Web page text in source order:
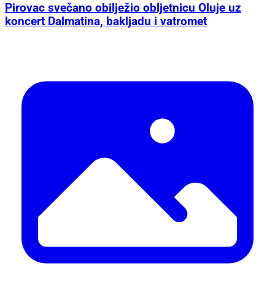
Pirovac svečano obilježio obljetnicu Oluje uz
koncert Dalmatina, bakljadu i vatromet